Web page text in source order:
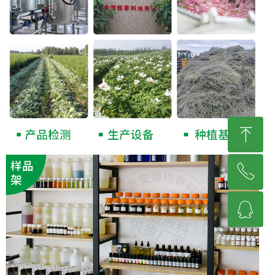
ꁸ
回到顶部
ꂅ
13617961128
ꁗ
QQ客服